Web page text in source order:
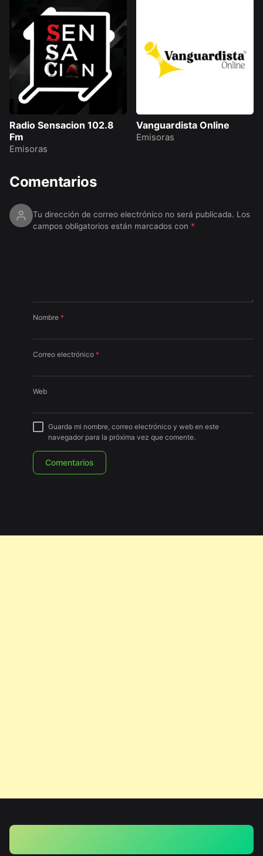
Radio Sensacion 102.8
Fm
Emisoras
Vanguardista Online
Emisoras
Comentarios
Tu dirección de correo electrónico no será publicada. Los
campos obligatorios están marcados con *
Nombre *
Correo electrónico *
Web
Guarda mi nombre, correo electrónico y web en este
navegador para la próxima vez que comente.